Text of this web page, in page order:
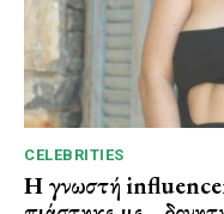
CELEBRITIES
Η γνωστή